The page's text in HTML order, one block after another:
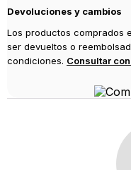
Devoluciones y cambios
Los productos comprados
ser devueltos o
condiciones. Consultar